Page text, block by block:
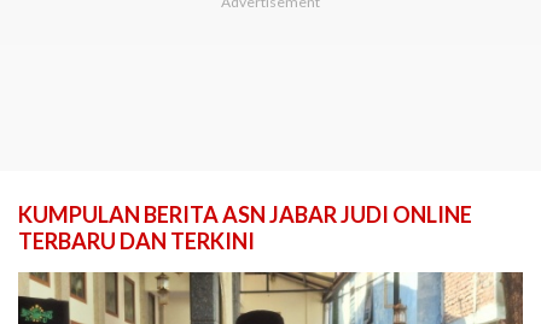
KUMPULAN BERITA ASN JABAR JUDI ONLINE
TERBARU DAN TERKINI